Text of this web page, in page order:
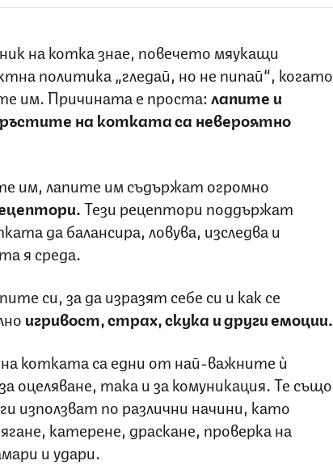
на котка знае, повечето мяукащи
политика „гледай, но не пипай“, когато
им. Причината е проста:лапите и
на котката са невероятно
им, лапите им съдържат огромно
Тези рецептори поддържат
да балансира, ловува, изследва и
я среда.
си, за да изразят себе си и как се
игривост, страх, скука и други емоции.
котката са едни от най-важните ѝ
оцеляване, така и за комуникация. Те също
използват по различни начини, като
катерене, драскане, проверка на
и удари.